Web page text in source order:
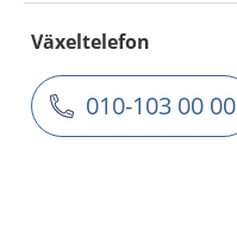
Växeltelefon
010-103 00 00